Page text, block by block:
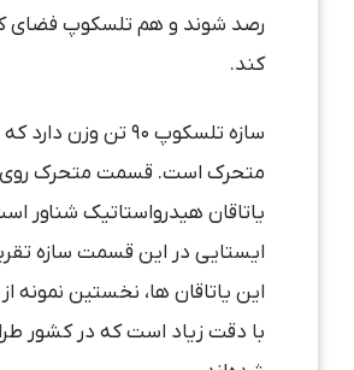
رصد شوند و هم تلسکوپ فضای
کند.
متحرک است. قسمت متحرک روی
یاتاقان هیدرواستاتیک شناور
ایستایی در این قسمت سازه
این یاتاقان ها، نخستین نمونه
با دقت زیاد است که در کشور